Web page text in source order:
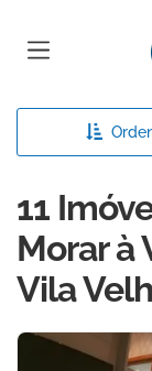
11
Morar à
Vila